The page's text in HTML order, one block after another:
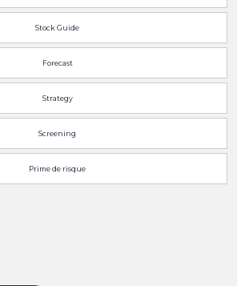
Stock Guide
Forecast
Strategy
Screening
Prime de risque